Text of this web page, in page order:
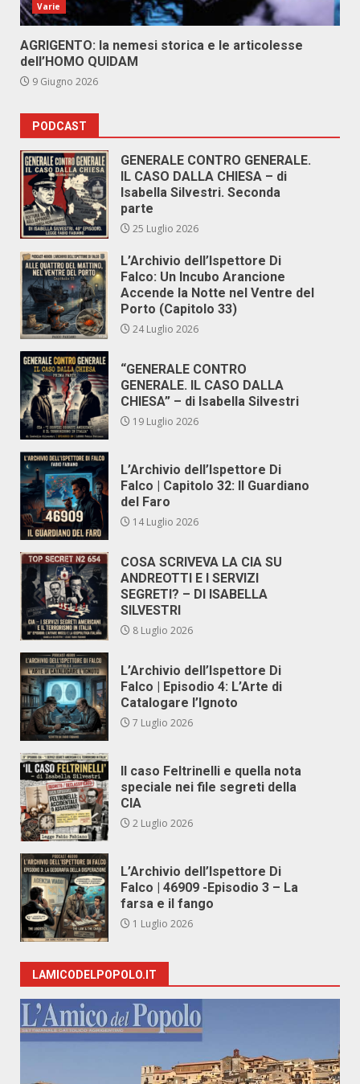
Varie
AGRIGENTO: la nemesi storica e le articolesse
dell’HOMO QUIDAM
9 Giugno 2026
PODCAST
GENERALE CONTRO GENERALE.
IL CASO DALLA CHIESA – di
Isabella Silvestri. Seconda
parte
25 Luglio 2026
L’Archivio dell’Ispettore Di
Falco: Un Incubo Arancione
Accende la Notte nel Ventre del
Porto (Capitolo 33)
24 Luglio 2026
“GENERALE CONTRO
GENERALE. IL CASO DALLA
CHIESA” – di Isabella Silvestri
19 Luglio 2026
L’Archivio dell’Ispettore Di
Falco | Capitolo 32: Il Guardiano
del Faro
14 Luglio 2026
COSA SCRIVEVA LA CIA SU
ANDREOTTI E I SERVIZI
SEGRETI? – DI ISABELLA
SILVESTRI
8 Luglio 2026
L’Archivio dell’Ispettore Di
Falco | Episodio 4: L’Arte di
Catalogare l’Ignoto
7 Luglio 2026
Il caso Feltrinelli e quella nota
speciale nei file segreti della
CIA
2 Luglio 2026
L’Archivio dell’Ispettore Di
Falco | 46909 -Episodio 3 – La
farsa e il fango
1 Luglio 2026
LAMICODELPOPOLO.IT